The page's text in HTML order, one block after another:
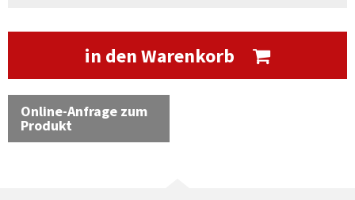
in den Warenkorb
Online-Anfrage zum
Produkt